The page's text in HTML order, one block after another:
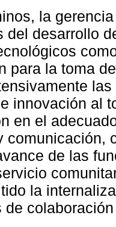
la
del desarrollo
para la toma
innovación al
en el
comunicación,
de las
la
de